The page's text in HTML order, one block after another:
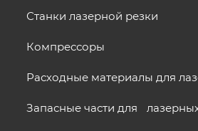
Станки лазерной резки
Компрессоры
Расходные материалы для
Запасные части для